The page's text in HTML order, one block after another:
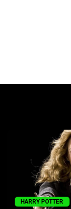
HARRY POTTER